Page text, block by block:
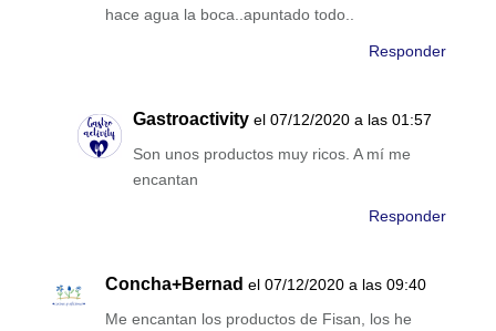
hace agua la boca..apuntado todo..
Responder
Gastroactivity el 07/12/2020 a las 01:57
Son unos productos muy ricos. A mí me
encantan
Responder
Concha+Bernad el 07/12/2020 a las 09:40
Me encantan los productos de Fisan, los he